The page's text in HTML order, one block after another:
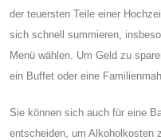
der teuersten Teile einer
sich schnell summieren,
Menü wählen. Um Geld zu
ein Buffet oder eine
Sie können sich auch für eine
entscheiden, um Alkoholkosten